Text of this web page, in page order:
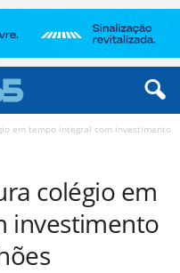
em tempo integral com investimento
colégio em
investimento